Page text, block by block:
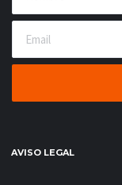
AVISO LEGAL